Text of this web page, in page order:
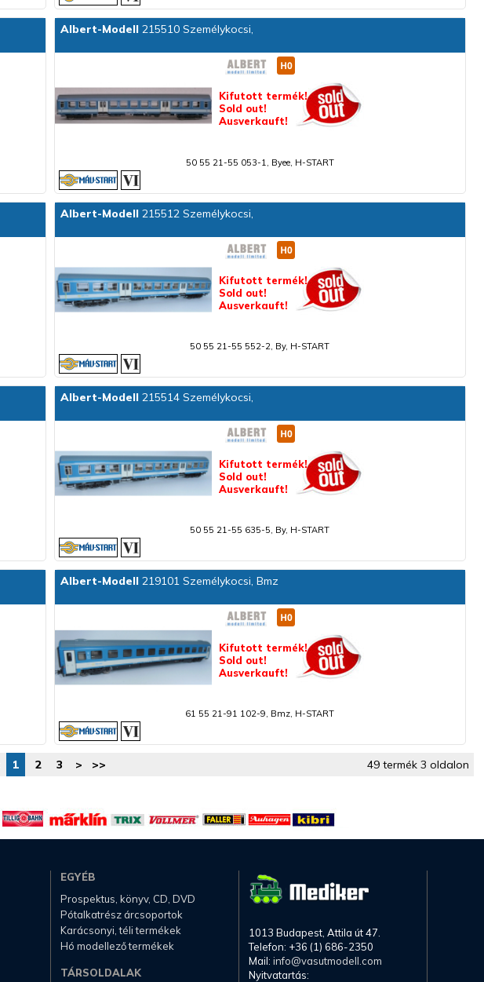
Albert-Modell215510 Személykocsi,
Kifutott termék!
Sold out!
Ausverkauft!
50 55 21-55 053-1, Byee, H-START
Albert-Modell215512 Személykocsi,
Kifutott termék!
Sold out!
Ausverkauft!
50 55 21-55 552-2, By, H-START
Albert-Modell215514 Személykocsi,
Kifutott termék!
Sold out!
Ausverkauft!
50 55 21-55 635-5, By, H-START
Albert-Modell219101 Személykocsi, Bmz
Kifutott termék!
Sold out!
Ausverkauft!
61 55 21-91 102-9, Bmz, H-START
1 2 3 > >> 49 termék 3 oldalon
EGYÉB
Prospektus, könyv, CD, DVD
Pótalkatrész árcsoportok
Karácsonyi, téli termékek
Hó modellező termékek
TÁRSOLDALAK
1013 Budapest, Attila út 47.
Telefon: +36 (1) 686-2350
Mail: info@vasutmodell.com
Nyitvatartás: